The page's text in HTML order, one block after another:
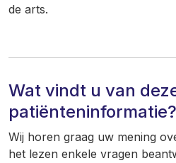
de arts.
Wat vindt u van
patiënteninformatie?
Wij horen graag uw mening
het lezen enkele vragen